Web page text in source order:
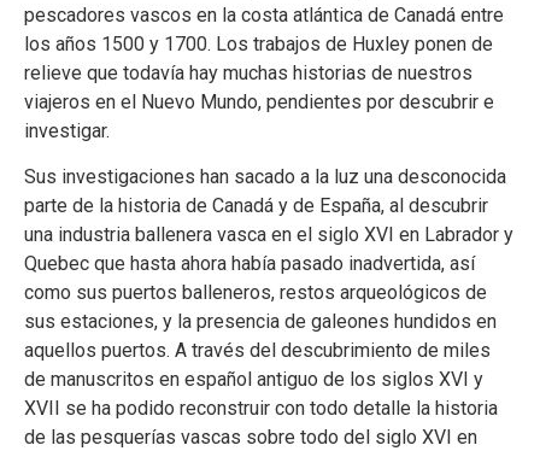
pescadores vascos en la costa atlántica de Canadá entre
los años 1500 y 1700. Los trabajos de Huxley ponen de
relieve que todavía hay muchas historias de nuestros
viajeros en el Nuevo Mundo, pendientes por descubrir e
investigar.
Sus investigaciones han sacado a la luz una desconocida
parte de la historia de Canadá y de España, al descubrir
una industria ballenera vasca en el siglo XVI en Labrador y
Quebec que hasta ahora había pasado inadvertida, así
como sus puertos balleneros, restos arqueológicos de
sus estaciones, y la presencia de galeones hundidos en
aquellos puertos. A través del descubrimiento de miles
de manuscritos en español antiguo de los siglos XVI y
XVII se ha podido reconstruir con todo detalle la historia
de las pesquerías vascas sobre todo del siglo XVI en